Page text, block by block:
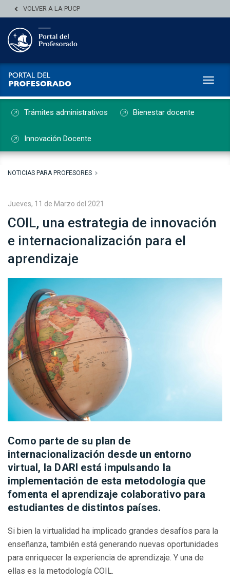
VOLVER A LA PUCP
Trámites administrativos Bienestar docente
Innovación Docente
NOTICIAS PARA PROFESORES
Jueves, 11 de Marzo del 2021
COIL, una estrategia de innovación
e internacionalización para el
aprendizaje
Como parte de su plan de
internacionalización desde un entorno
virtual, la DARI está impulsando la
implementación de esta metodología que
fomenta el aprendizaje colaborativo para
estudiantes de distintos países.
Si bien la virtualidad ha implicado grandes desafíos para la
enseñanza, también está generando nuevas oportunidades
para enriquecer la experiencia de aprendizaje. Y una de
ellas es la metodología COIL.